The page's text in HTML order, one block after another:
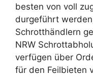
besten von voll
durgeführt
Schrotthändlern
NRW
verfügen über
für den Feilbieten